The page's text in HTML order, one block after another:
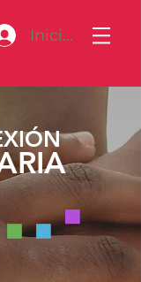
Iniciar sesión